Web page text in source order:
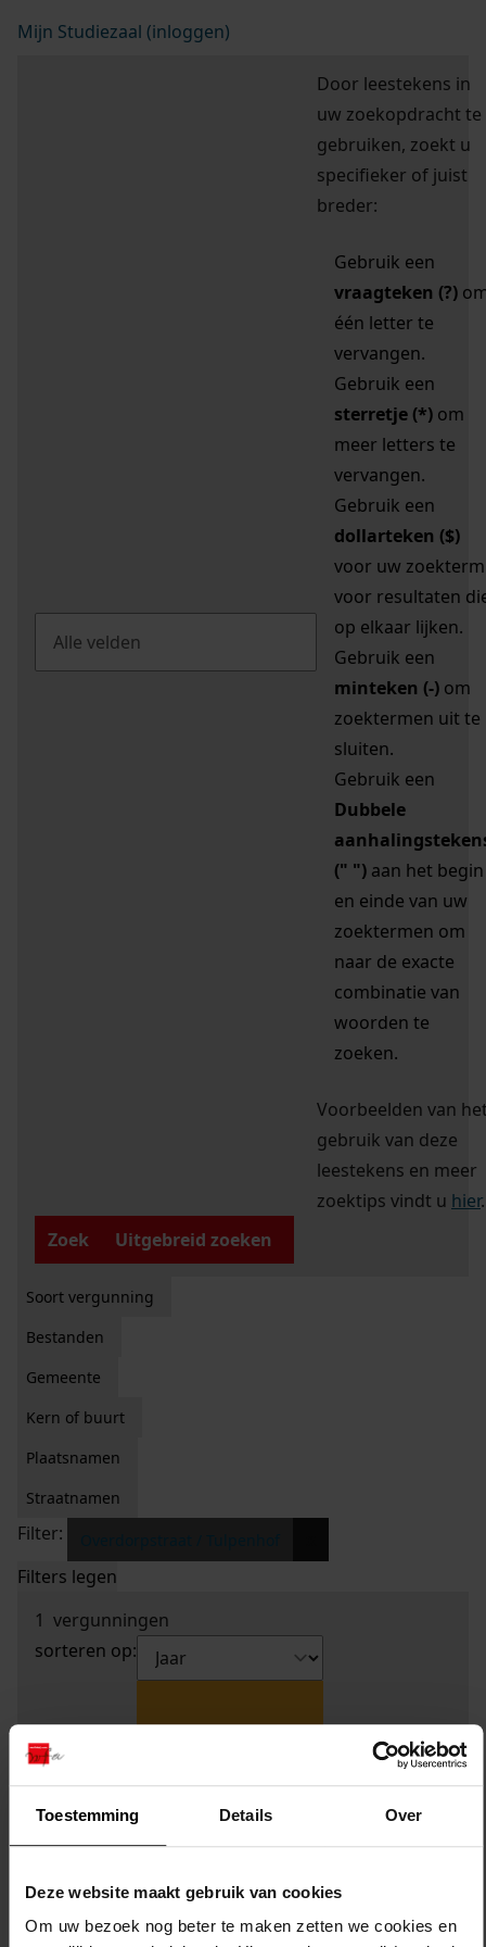
Toestemming Details Over
Deze website maakt gebruik van cookies
Om uw bezoek nog beter te maken zetten we cookies en
Mijn Studiezaal (inloggen)
Door leestekens in
uw zoekopdracht te
gebruiken, zoekt u
specifieker of juist
breder:
Gebruik een
vraagteken (?)
één letter te
vervangen.
Gebruik een
sterretje (*) om
meer letters te
vervangen.
Gebruik een
dollarteken ($)
voor uw zoekterm
voor resultaten
op elkaar lijken.
Gebruik een
minteken (-) om
zoektermen uit te
sluiten.
Gebruik een
Dubbele
(" ") aan het begin
en einde van uw
zoektermen om
naar de exacte
combinatie van
woorden te
zoeken.
Voorbeelden van
gebruik van deze
leestekens en meer
zoektips vindt u hier.
Zoek
Uitgebreid zoeken
Soort vergunning
Bestanden
Gemeente
Kern of buurt
Plaatsnamen
Straatnamen
Filter:
Filters legen
1 vergunningen
sorteren op: